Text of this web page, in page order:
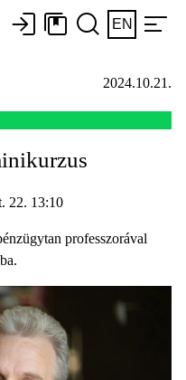
EN
2024.10.21.
22. 13:10
professzorával